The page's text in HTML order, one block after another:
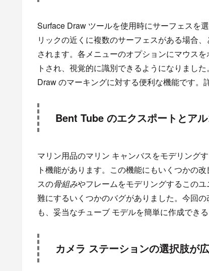
Surface Draw ツールを使用時にサーフェスを
リックの近くに複数のサーフェスがある場合
されます。各メニューのオプションにマウス
トされ、視覚的に識別できるようになりまし
Draw のマーキングに対する便利な機能です。
Bent Tube のエクスポートとア
マリン用品のマリン キャンバスをモデリング
ト機能があります。この機能にもいくつかの
スの骨組みやフレームをモデリングするこの
難にするいくつかのバグがありました。今回
も、妥当なチューブ モデルを簡単に作成できる
カメラ ステーションの選択肢が